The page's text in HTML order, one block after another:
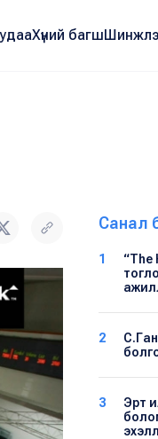
Хүний багш
Санал
1
“The
2
3
Эрт